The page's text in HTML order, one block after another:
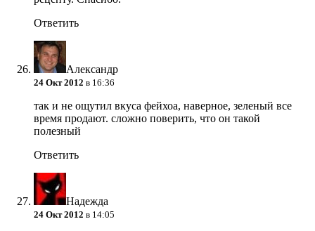
Ответить
Александр
24 Окт 2012 в 16:36
так и не ощутил вкуса фейхоа, наверное, зеленый все
время продают. сложно поверить, что он такой
полезный
Ответить
Надежда
24 Окт 2012 в 14:05